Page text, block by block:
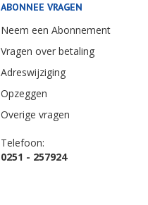
ABONNEE VRAGEN
Neem een Abonnement
Vragen over betaling
Adreswijziging
Opzeggen
Overige vragen
Telefoon:
0251 - 257924